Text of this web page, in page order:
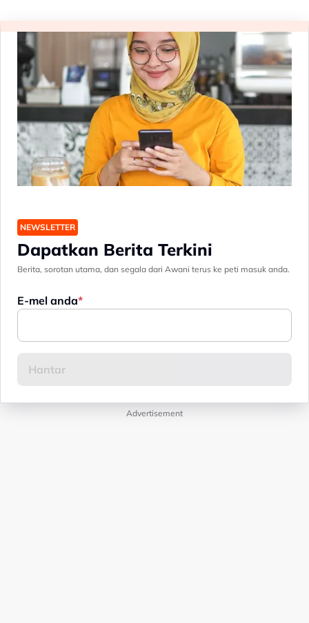
NEWSLETTER
Dapatkan Berita Terkini
Berita, sorotan utama, dan segala dari Awani terus ke peti masuk anda.
E-mel anda
Advertisement